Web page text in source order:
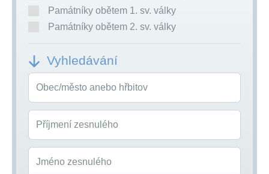
Památníky obětem 1. sv. války
Památníky obětem 2. sv. války
Vyhledávání
Obec/město anebo hřbitov
Příjmení zesnulého
Jméno zesnulého